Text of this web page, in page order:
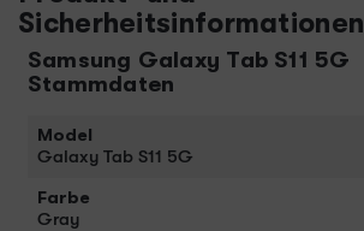
Sicherheitsinformationen
Samsung Galaxy Tab S11 5G
Stammdaten
Model
Galaxy Tab S11 5G
Farbe
Gray